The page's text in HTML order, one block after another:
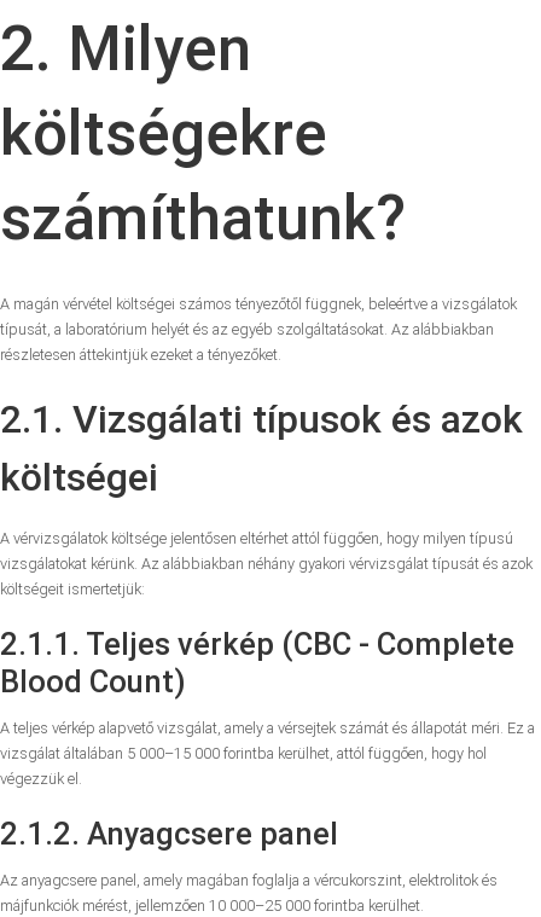
2. Milyen
költségekre
számíthatunk?
A magán vérvétel költségei számos tényezőtől függnek, beleértve a vizsgálatok
típusát, a laboratórium helyét és az egyéb szolgáltatásokat. Az alábbiakban
részletesen áttekintjük ezeket a tényezőket.
2.1. Vizsgálati típusok és azok
költségei
A vérvizsgálatok költsége jelentősen eltérhet attól függően, hogy milyen típusú
vizsgálatokat kérünk. Az alábbiakban néhány gyakori vérvizsgálat típusát és azok
költségeit ismertetjük:
2.1.1. Teljes vérkép (CBC - Complete
Blood Count)
A teljes vérkép alapvető vizsgálat, amely a vérsejtek számát és állapotát méri. Ez a
vizsgálat általában 5 000–15 000 forintba kerülhet, attól függően, hogy hol
végezzük el.
2.1.2. Anyagcsere panel
Az anyagcsere panel, amely magában foglalja a vércukorszint, elektrolitok és
májfunkciók mérést, jellemzően 10 000–25 000 forintba kerülhet.